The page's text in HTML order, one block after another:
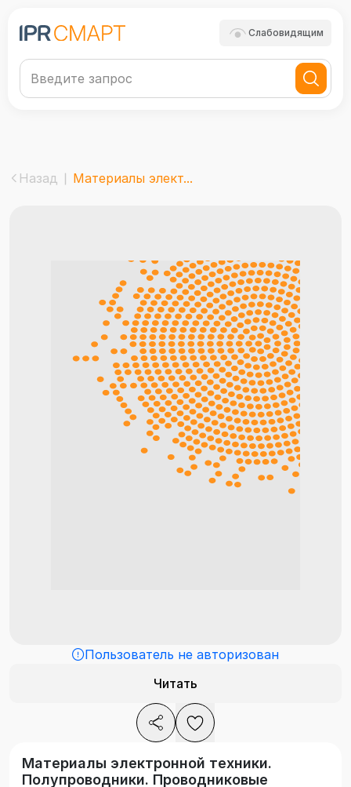
Слабовидящим
Назад Материалы элект...
Пользователь не авторизован
Читать
Материалы электронной техники.
Полупроводники. Проводниковые